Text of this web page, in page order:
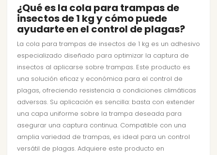
¿Qué es la cola para trampas de
insectos de 1 kg y cómo puede
ayudarte en el control de plagas?
La cola para trampas de insectos de 1 kg es un adhesivo
especializado diseñado para optimizar la captura de
insectos al aplicarse sobre trampas. Este producto es
una solución eficaz y económica para el control de
plagas, ofreciendo resistencia a condiciones climáticas
adversas. Su aplicación es sencilla: basta con extender
una capa uniforme sobre la trampa deseada para
asegurar una captura continua. Compatible con una
amplia variedad de trampas, es ideal para un control
versátil de plagas. Adquiere este producto en